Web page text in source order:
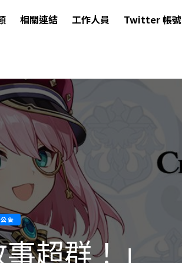
相關連結 工作人員 Twitter 帳號
告
超群！」